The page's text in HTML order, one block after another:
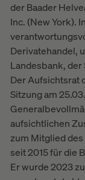
der Baader
Inc. (New York).
Derivatehandel,
Landesbank,
Der Aufsichtsrat
Sitzung am
aufsichtlichen
zum Mitglied
seit 2015 für die
Er wurde 2023